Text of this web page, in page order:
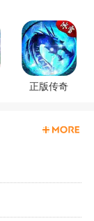
正版传奇